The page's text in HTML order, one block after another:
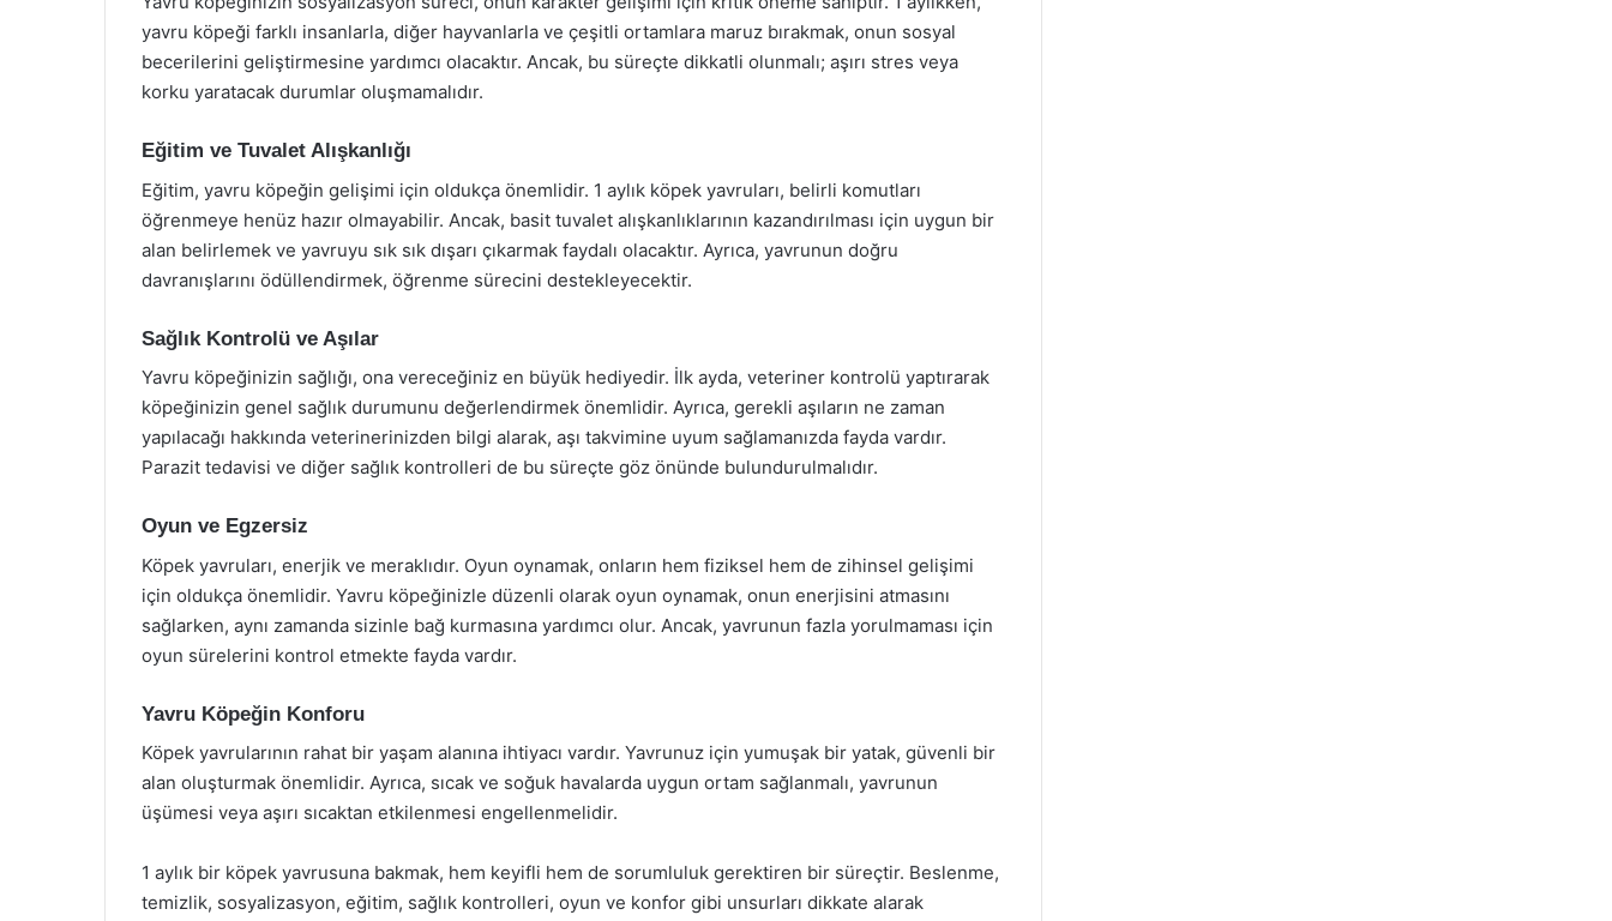
yavru köpeği farklı insanlarla, diğer hayvanlarla ve çeşitli ortamlara maruz bırakmak, onun sosyal
becerilerini geliştirmesine yardımcı olacaktır. Ancak, bu süreçte dikkatli olunmalı; aşırı stres veya
korku yaratacak durumlar oluşmamalıdır.
Eğitim ve Tuvalet Alışkanlığı
Eğitim, yavru köpeğin gelişimi için oldukça önemlidir. 1 aylık köpek yavruları, belirli komutları
öğrenmeye henüz hazır olmayabilir. Ancak, basit tuvalet alışkanlıklarının kazandırılması için uygun bir
alan belirlemek ve yavruyu sık sık dışarı çıkarmak faydalı olacaktır. Ayrıca, yavrunun doğru
davranışlarını ödüllendirmek, öğrenme sürecini destekleyecektir.
Sağlık Kontrolü ve Aşılar
Yavru köpeğinizin sağlığı, ona vereceğiniz en büyük hediyedir. İlk ayda, veteriner kontrolü yaptırarak
köpeğinizin genel sağlık durumunu değerlendirmek önemlidir. Ayrıca, gerekli aşıların ne zaman
yapılacağı hakkında veterinerinizden bilgi alarak, aşı takvimine uyum sağlamanızda fayda vardır.
Parazit tedavisi ve diğer sağlık kontrolleri de bu süreçte göz önünde bulundurulmalıdır.
Oyun ve Egzersiz
Köpek yavruları, enerjik ve meraklıdır. Oyun oynamak, onların hem fiziksel hem de zihinsel gelişimi
için oldukça önemlidir. Yavru köpeğinizle düzenli olarak oyun oynamak, onun enerjisini atmasını
sağlarken, aynı zamanda sizinle bağ kurmasına yardımcı olur. Ancak, yavrunun fazla yorulmaması için
oyun sürelerini kontrol etmekte fayda vardır.
Yavru Köpeğin Konforu
Köpek yavrularının rahat bir yaşam alanına ihtiyacı vardır. Yavrunuz için yumuşak bir yatak, güvenli bir
alan oluşturmak önemlidir. Ayrıca, sıcak ve soğuk havalarda uygun ortam sağlanmalı, yavrunun
üşümesi veya aşırı sıcaktan etkilenmesi engellenmelidir.
1 aylık bir köpek yavrusuna bakmak, hem keyifli hem de sorumluluk gerektiren bir süreçtir. Beslenme,
temizlik, sosyalizasyon, eğitim, sağlık kontrolleri, oyun ve konfor gibi unsurları dikkate alarak